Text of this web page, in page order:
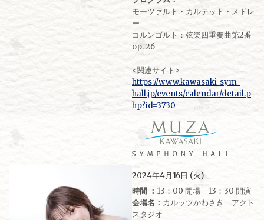
モーツァルト・カルテット・メドレ
ー
コルンゴルト：弦楽四重奏曲第2番
op. 26
<関連サイト>
https://www.kawasaki-sym-
hall.jp/events/calendar/detail.p
hp?id=3730
2024年4月16日 (火)
時間 ： 13：00 開場 13：30 開演
会場名： カルッツかわさき アクト
スタジオ